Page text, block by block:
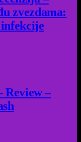
zvezdama:
Review –